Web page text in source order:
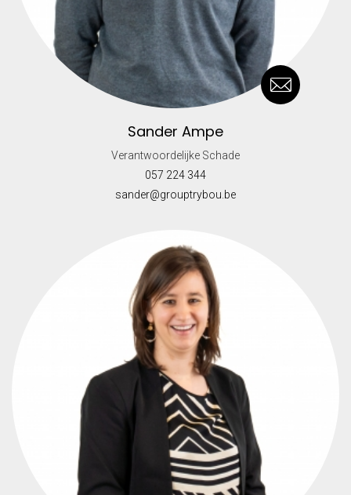
Sander Ampe
Verantwoordelijke Schade
057 224 344
sander@grouptrybou.be